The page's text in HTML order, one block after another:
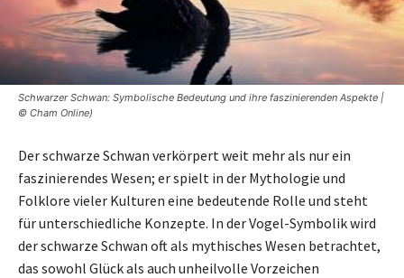
Schwarzer Schwan: Symbolische Bedeutung und ihre faszinierenden Aspekte |
© Cham Online)
Der schwarze Schwan verkörpert weit mehr als nur ein
faszinierendes Wesen; er spielt in der Mythologie und
Folklore vieler Kulturen eine bedeutende Rolle und steht
für unterschiedliche Konzepte. In der Vogel-Symbolik wird
der schwarze Schwan oft als mythisches Wesen betrachtet,
das sowohl Glück als auch unheilvolle Vorzeichen